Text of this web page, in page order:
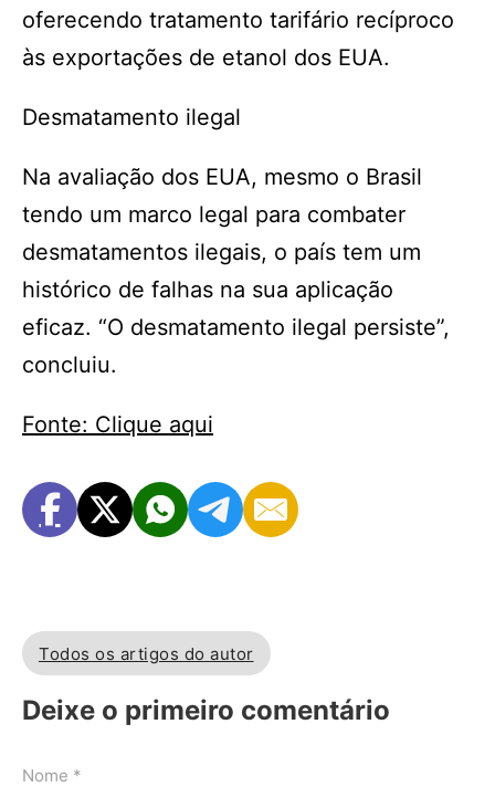
oferecendo tratamento tarifário recíproco
às exportações de etanol dos EUA.
Desmatamento ilegal
Na avaliação dos EUA, mesmo o Brasil
tendo um marco legal para combater
desmatamentos ilegais, o país tem um
histórico de falhas na sua aplicação
eficaz. “O desmatamento ilegal persiste”,
concluiu.
Fonte: Clique aqui
Todos os artigos do autor
Deixe o primeiro comentário
Nome *